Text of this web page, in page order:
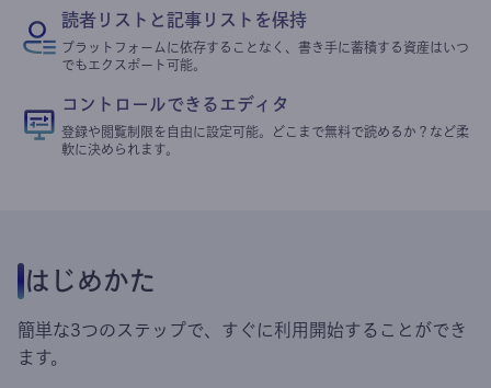
読者リストと記事リストを保持
プラットフォームに依存することなく、書き手に蓄積する資産はいつ
でもエクスポート可能。
コントロールできるエディタ
登録や閲覧制限を自由に設定可能。どこまで無料で読めるか？など柔
軟に決められます。
はじめかた
簡単な3つのステップで、すぐに利用開始することができ
ます。